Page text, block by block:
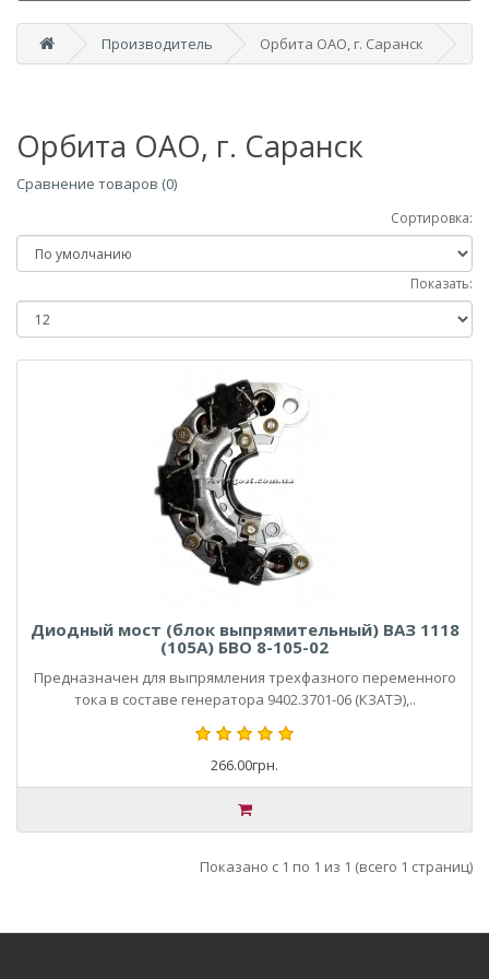
Производитель Орбита ОАО, г. Саранск
Орбита ОАО, г. Саранск
Сравнение товаров (0)
Сортировка:
Показать:
Диодный мост (блок выпрямительный) ВАЗ 1118
(105А) БВО 8-105-02
Предназначен для выпрямления трехфазного переменного
тока в составе генератора 9402.3701-06 (КЗАТЭ),..
266.00грн.
Показано с 1 по 1 из 1 (всего 1 страниц)